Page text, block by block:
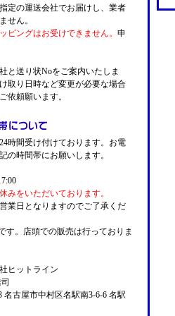
定の運送会社でお届けし、業者
せん。
ピングはお受けできません。 申
と送り状Noをご案内いたしま
取り日時など変更が必要な場合
依頼願います。
時間受け付けております。お電
の時間帯にお願いします。
みをいただいております。
業日となりますのでご了承くだ
す。店頭での販売は行っておりま
ヒットライン
名古屋市中村区名駅南3-6-6 名駅